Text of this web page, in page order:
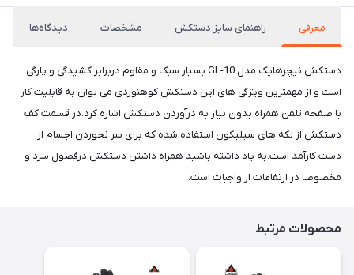
معرفی راهنمای سایز دستکش مشخصات دیدگاه‌ها
دستکش نیچرهایک مدل GL-10 بسیار سبک و مقاوم دربرابر کشیدگی و پارگی
است و از مهمترین ویژگی های این دستکش کوهنوردی می توان به قابلیت کار
با صفحه تلفن همراه بدون نیاز به درآوردن دستکش اشاره کرد.در قسمت کف
دستکش از لکه های سیلیکون استفاده شده که برای سر نخوردن اجسام از
دست کارآمد است.به یاد داشته باشید همراه داشتن دستکش درفصول سرد و
مخصوصا در ارتفاعات از واجبات است.
محصولات مرتبط